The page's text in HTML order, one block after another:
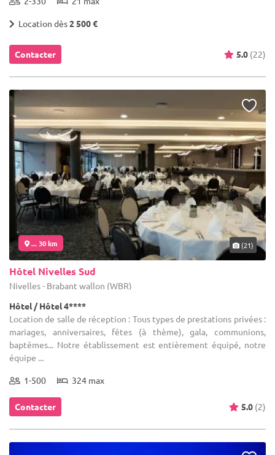
Location dès2 500 €
Contacter 5.0 (22)
... 30 km (21)
Hôtel Nivelles Sud
Nivelles - Brabant wallon (WBR)
Hôtel / Hôtel 4****
Location de salle de réception : Tous types de prestations privées :
mariages, anniversaires, fêtes (à thème), gala, communions,
baptêmes... Notre établissement est entièrement équipé, notre
équipe ...
1-500 324 max
Contacter 5.0 (2)